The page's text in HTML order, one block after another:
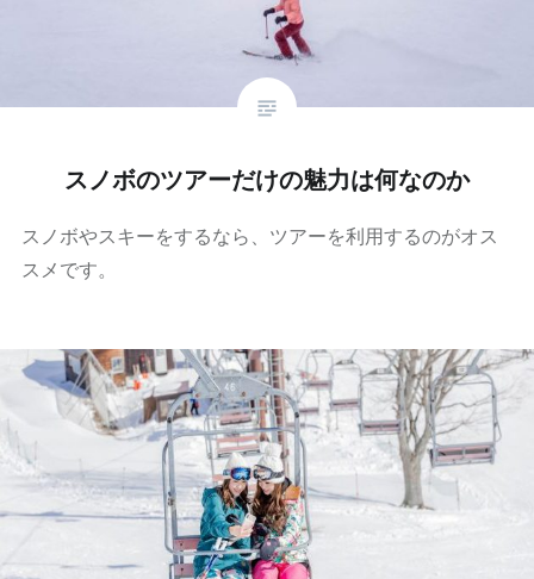
スノボのツアーだけの魅力は何なのか
スノボやスキーをするなら、ツアーを利用するのがオス
スメです。